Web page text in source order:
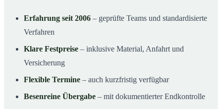
Erfahrung seit 2006 – geprüfte Teams und standardisierte
Verfahren
Klare Festpreise – inklusive Material, Anfahrt und
Versicherung
Flexible Termine – auch kurzfristig verfügbar
Besenreine Übergabe – mit dokumentierter Endkontrolle